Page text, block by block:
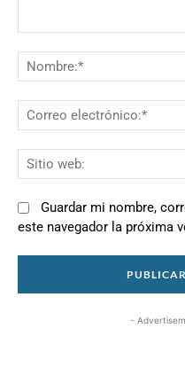
Guardar mi nombre,
este navegador la próxima
-